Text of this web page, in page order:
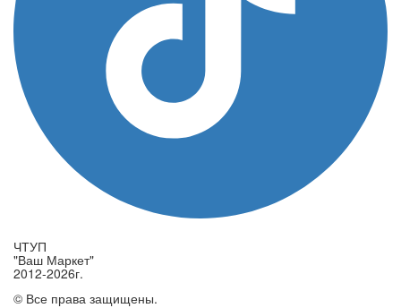
ЧТУП
"Ваш Маркет"
2012-2026г.
© Все права защищены.